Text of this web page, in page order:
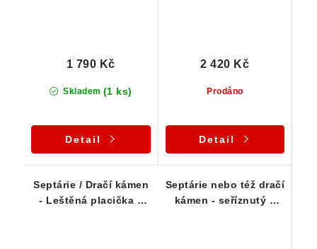
Skladem (1 ks)
1 790 Kč
Detail
Prodáno
2 420 Kč
Detail
Septárie / Dračí kámen
- Leštěná placička s
Septárie nebo též dračí
kámen - seříznutý a